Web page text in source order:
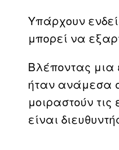
Υπάρχουν
μπορεί να
Βλέποντας μια
ήταν ανάμεσα
μοιραστούν
είναι